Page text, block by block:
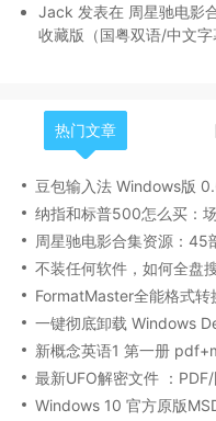
Jack 发表在 周星驰电影
收藏版（国粤双语/中文字
热门文章
豆包输入法 Windows版
最新UFO解密文件 ：
Windows 10 官方原版